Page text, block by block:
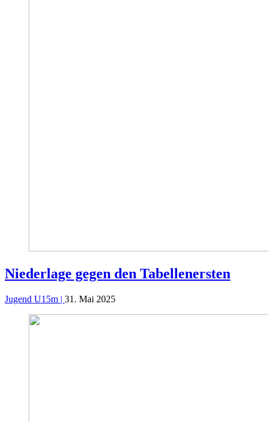
Niederlage gegen den Tabellenersten
Jugend U15m | 31. Mai 2025